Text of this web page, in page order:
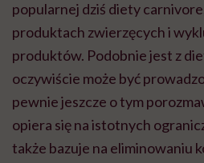
Drugim wspólnym elementem
udziwnień. Nie chcę, żeby
oceniająco, ale widać
granic i wybierania coraz
rozwiązań. Przykładem może
prostego ograniczenia okna
przykład post 12-14-godzinny